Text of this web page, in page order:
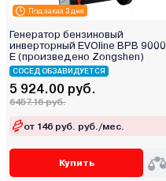
Под заказ 3 дня
Генератор бензиновый
инверторный EVOline BPB 9000
E (произведено Zongshen)
СОСЕД ОБЗАВИДУЕТСЯ
5 924.00 руб.
6457.16 руб.
от 146 руб. руб./мес.
Купить